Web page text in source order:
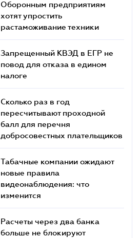
Оборонным предприятиям
хотят упростить
растаможивание техники
Запрещенный КВЭД в ЕГР не
повод для отказа в едином
налоге
Сколько раз в год
пересчитывают проходной
балл для перечня
добросовестных плательщиков
Табачные компании ожидают
новые правила
видеонаблюдения: что
изменится
Расчеты через два банка
больше не блокируют